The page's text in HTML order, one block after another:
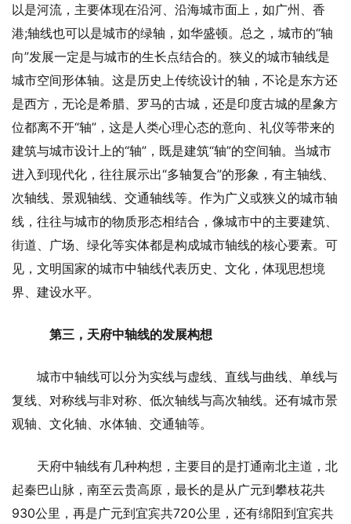
以是河流，主要体现在沿河、沿海城市面上，如广州、香
港;轴线也可以是城市的绿轴，如华盛顿。总之，城市的“轴
向”发展一定是与城市的生长点结合的。狭义的城市轴线是
城市空间形体轴。这是历史上传统设计的轴，不论是东方还
是西方，无论是希腊、罗马的古城，还是印度古城的星象方
位都离不开“轴”，这是人类心理心态的意向、礼仪等带来的
建筑与城市设计上的“轴”，既是建筑“轴”的空间轴。当城市
进入到现代化，往往展示出“多轴复合”的形象，有主轴线、
次轴线、景观轴线、交通轴线等。作为广义或狭义的城市轴
线，往往与城市的物质形态相结合，像城市中的主要建筑、
街道、广场、绿化等实体都是构成城市轴线的核心要素。可
见，文明国家的城市中轴线代表历史、文化，体现思想境
界、建设水平。
第三，天府中轴线的发展构想
城市中轴线可以分为实线与虚线、直线与曲线、单线与
复线、对称线与非对称、低次轴线与高次轴线。还有城市景
观轴、文化轴、水体轴、交通轴等。
天府中轴线有几种构想，主要目的是打通南北主道，北
起秦巴山脉，南至云贵高原，最长的是从广元到攀枝花共
930公里，再是广元到宜宾共720公里，还有绵阳到宜宾共